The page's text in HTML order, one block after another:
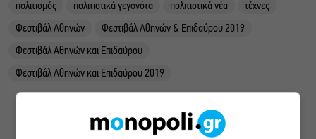
πολιτισμός
πολιτιστικά γεγονότα πολιτιστικά νέα
τέχνες
Φεστιβάλ Αθηνών
Φεστιβάλ Αθηνών & Επιδαύρου 2019
Φεστιβάλ Αθηνών και Επιδαύρου
Φεστιβάλ Αθηνών και Επιδαύρου 2019